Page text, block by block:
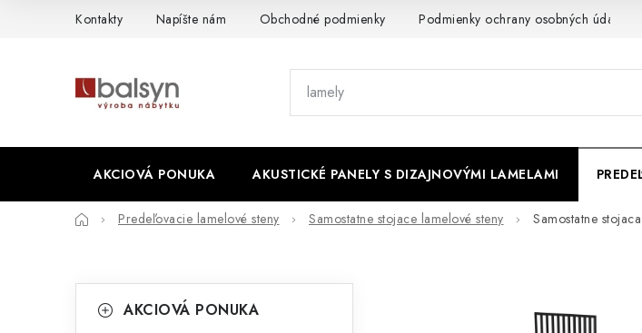
Kontakty Napíšte nám Obchodné podmienky Podmienky ochrany osobných údajov
AKCIOVÁ PONUKA AKUSTICKÉ PANELY S DIZAJNOVÝMI LAMELAMI
DomovPredeľovacie lamelové steny Samostatne stojace lamelové steny Samostatne
kategórieAKCIOVÁ PONUKA